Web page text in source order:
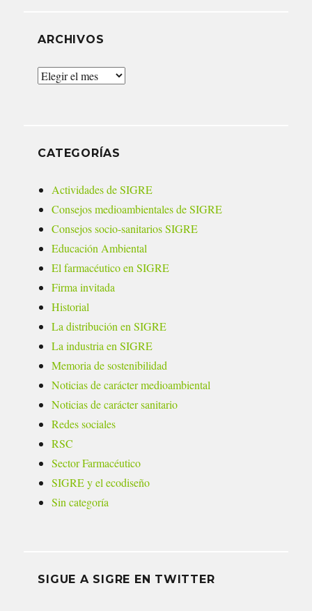
ARCHIVOS
Archivos
CATEGORÍAS
Actividades de SIGRE
Consejos medioambientales de SIGRE
Consejos socio-sanitarios SIGRE
Educación Ambiental
El farmacéutico en SIGRE
Firma invitada
Historial
La distribución en SIGRE
La industria en SIGRE
Memoria de sostenibilidad
Noticias de carácter medioambiental
Noticias de carácter sanitario
Redes sociales
RSC
Sector Farmacéutico
SIGRE y el ecodiseño
Sin categoría
SIGUE A SIGRE EN TWITTER